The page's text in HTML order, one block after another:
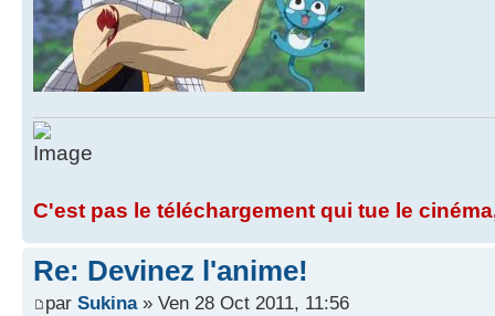
C'est pas le téléchargement qui tue le
Re: Devinez l'anime!
par Sukina» Ven 28 Oct 2011, 11:56